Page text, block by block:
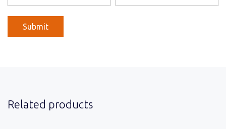
Related products